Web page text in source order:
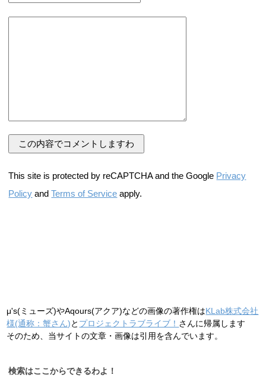
This site is protected by reCAPTCHA and the Google Privacy
Policy andTerms of Service apply.
μ's(ミューズ)やAqours(アクア)などの画像の著作権はKLab株式会社
様(通称：蟹さん)と プロジェクトラブライブ！ さんに帰属します
そのため、当サイトの文章・画像は引用を含んでいます。
検索はここからできるわよ！